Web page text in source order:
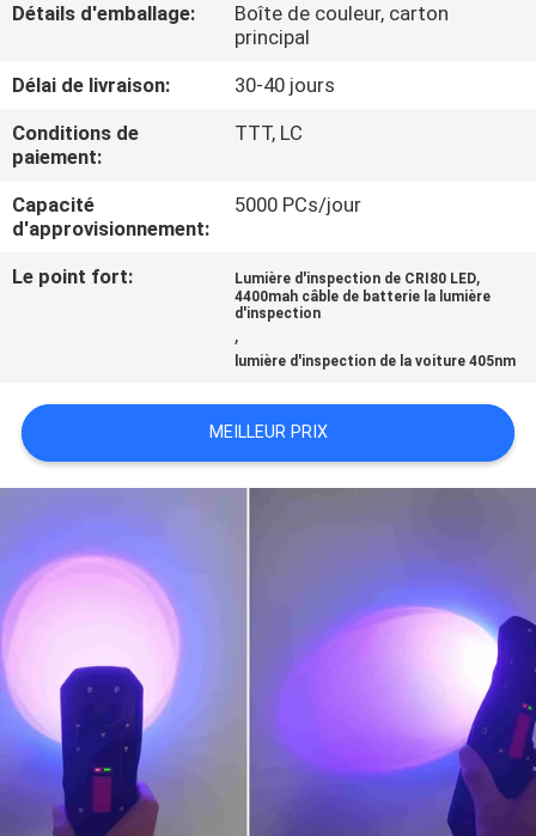
VISITE
DE
L'USINE
CONTRÔLE
DE
LA
CONTACTER
NOUVELLES
LES
AFFAIRES
PLAN
DU
SITE
Détails d'emballage:
Boîte de couleur, carton
principal
Délai de livraison:
30-40 jours
Conditions de
paiement:
TTT, LC
Capacité
d'approvisionnement:
5000 PCs/jour
Le point fort: Lumière d'inspection de CRI80 LED,
4400mah câble de batterie la lumière
d'inspection
,
lumière d'inspection de la voiture 405nm
MEILLEUR PRIX